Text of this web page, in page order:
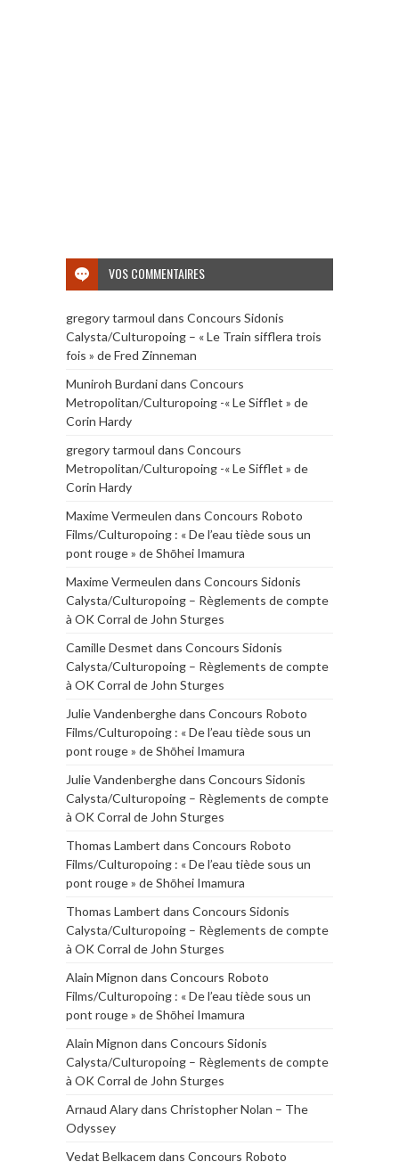
VOS COMMENTAIRES
gregory tarmoul dans Concours Sidonis
Calysta/Culturopoing – « Le Train sifflera trois
fois » de Fred Zinneman
Muniroh Burdanidans Concours
Metropolitan/Culturopoing -« Le Sifflet » de
Corin Hardy
gregory tarmoul dans Concours
Metropolitan/Culturopoing -« Le Sifflet » de
Corin Hardy
Maxime Vermeulen dans Concours Roboto
Films/Culturopoing : « De l’eau tiède sous un
pont rouge » de Shōhei Imamura
Maxime Vermeulen dans Concours Sidonis
Calysta/Culturopoing – Règlements de compte
à OK Corral de John Sturges
Camille Desmet dans Concours Sidonis
Calysta/Culturopoing – Règlements de compte
à OK Corral de John Sturges
Julie Vandenberghedans Concours Roboto
Films/Culturopoing : « De l’eau tiède sous un
pont rouge » de Shōhei Imamura
Julie Vandenberghedans Concours Sidonis
Calysta/Culturopoing – Règlements de compte
à OK Corral de John Sturges
Thomas Lambert dans Concours Roboto
Films/Culturopoing : « De l’eau tiède sous un
pont rouge » de Shōhei Imamura
Thomas Lambert dans Concours Sidonis
Calysta/Culturopoing – Règlements de compte
à OK Corral de John Sturges
Alain Mignon dans Concours Roboto
Films/Culturopoing : « De l’eau tiède sous un
pont rouge » de Shōhei Imamura
Alain Mignon dans Concours Sidonis
Calysta/Culturopoing – Règlements de compte
à OK Corral de John Sturges
Arnaud Alarydans Christopher Nolan – The
Odyssey
Vedat Belkacem dans Concours Roboto